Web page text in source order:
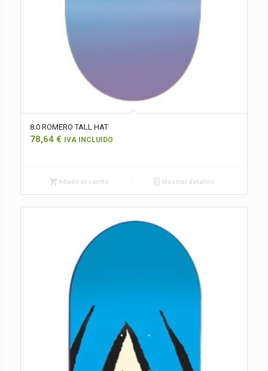
8.0 ROMERO TALL HAT
78,64 € IVA INCLUIDO
Añadir al carrito Mostrar detalles